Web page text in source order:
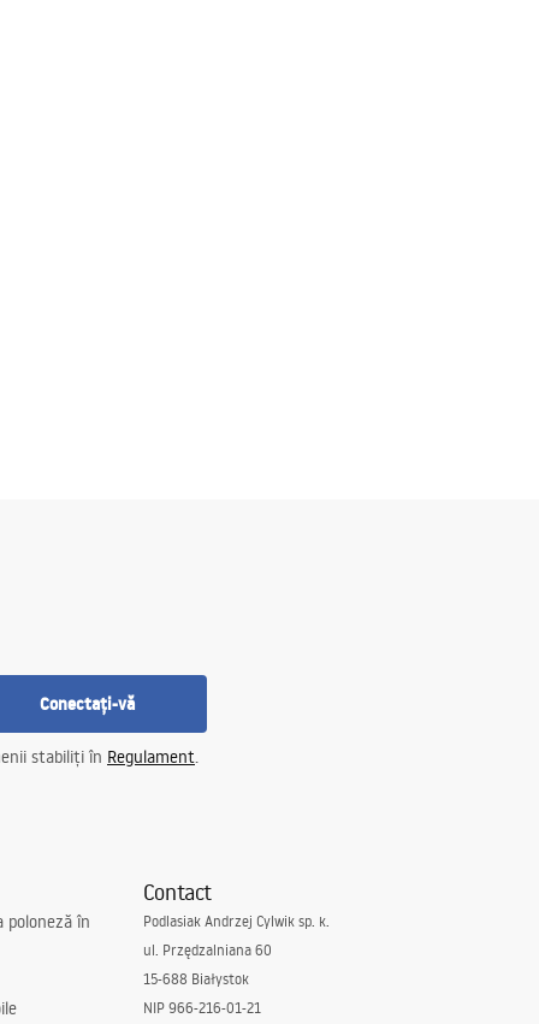
Conectați-vă
stabiliți în Regulament.
poloneză în
Contact
Podlasiak Andrzej Cylwik sp. k.
ul. Przędzalniana 60
15-688 Białystok
NIP 966-216-01-21